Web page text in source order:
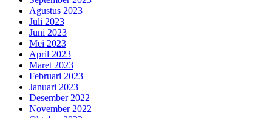
Agustus 2023
Juli 2023
Juni 2023
Mei 2023
April 2023
Maret 2023
Februari 2023
Januari 2023
Desember 2022
November 2022